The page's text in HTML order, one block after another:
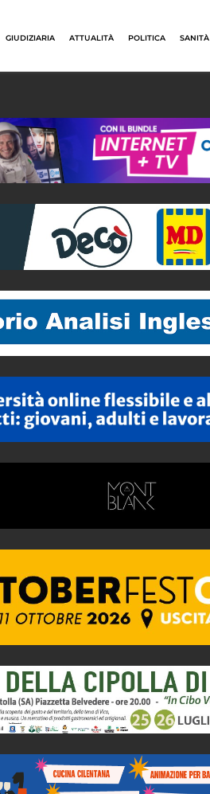
GIUDIZIARIA ATTUALITÀ POLITICA SANITÀ